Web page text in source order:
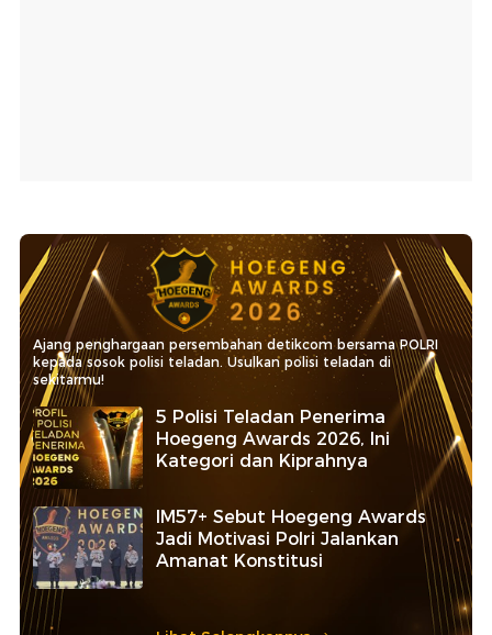
Ajang penghargaan persembahan detikcom bersama POLRI
kepada sosok polisi teladan. Usulkan polisi teladan di
sekitarmu!
5 Polisi Teladan Penerima
Hoegeng Awards 2026, Ini
Kategori dan Kiprahnya
IM57+ Sebut Hoegeng Awards
Jadi Motivasi Polri Jalankan
Amanat Konstitusi